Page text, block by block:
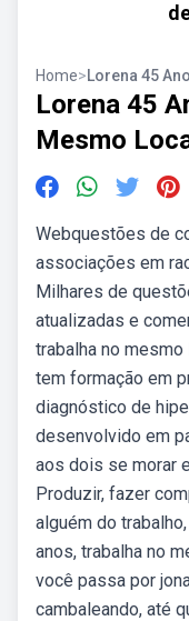
Home>Lorena 45
Lorena 45
Mesmo
Webquestões de
associações em
Milhares de
atualizadas e
trabalha no
tem formação em
diagnóstico de
desenvolvido em
aos dois se morar
Produzir, fazer
alguém do
anos, trabalha no
você passa por
cambaleando, até